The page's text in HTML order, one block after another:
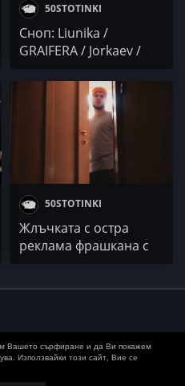
50STOTINKI
Сноп: Liunika /
GRAIFERA / Jorkaev /
50STOTINKI
Жлъчката с остра
реклама фрашкана с
ЗА РЕКЛАМА
Вашето сърфиране и да Ви покажем
Използвайки този сайт, Вие се